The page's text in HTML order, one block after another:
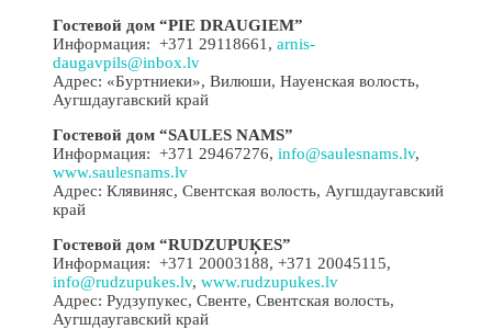
Гостевой дом “PIE DRAUGIEM”
Информация: +371 29118661, arnis-
daugavpils@inbox.lv
Адрес: «Буртниеки», Вилюши, Науенская волость,
Аугшдаугавский край
Гостевой дом “SAULES NAMS”
Информация: +371 29467276, info@saulesnams.lv,
www.saulesnams.lv
Адрес: Клявиняс, Свентская волость, Аугшдаугавский
край
Гостевой дом “RUDZUPUĶES”
Информация: +371 20003188, +371 20045115,
info@rudzupukes.lv, www.rudzupukes.lv
Адрес: Рудзупукес, Свенте, Свентская волость,
Аугшдаугавский край